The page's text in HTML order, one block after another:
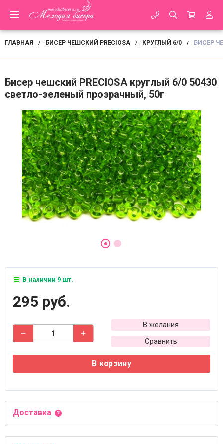
ГЛАВНАЯ / БИСЕР ЧЕШСКИЙ PRECIOSA / КРУГЛЫЙ 6/0 / БИСЕР
Бисер чешский PRECIOSA круглый 6/0 50430
светло-зеленый прозрачный, 50г
В наличии 9 шт.
295 руб.
В желания
Сравнить
В корзину
Доставка